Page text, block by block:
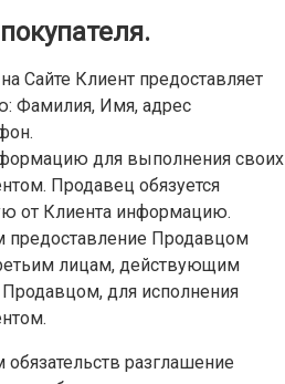
Сайте Клиент предоставляет
Фамилия, Имя, адрес
для выполнения своих
Продавец обязуется
от Клиента информацию.
предоставление Продавцом
лицам, действующим
для исполнения
разглашение